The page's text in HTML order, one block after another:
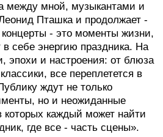
между мной, музыкантами и
Пташка и продолжает -
- это моменты жизни,
в себе энергию праздника. На
эпохи и настроения: от блюза
все переплетется в
ждут не только
но и неожиданные
которых каждый может найти
где все - часть сцены».